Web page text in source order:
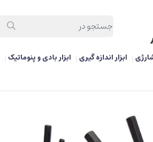
ابزار اندازه گیری ابزار بادی و پنوماتیک